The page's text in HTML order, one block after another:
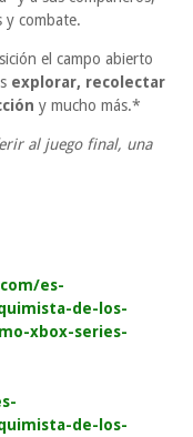
y combate.
el campo abierto
explorar, recolectar
y mucho más.*
al juego final, una
es-
de-los-
xbox-series-
de-los-